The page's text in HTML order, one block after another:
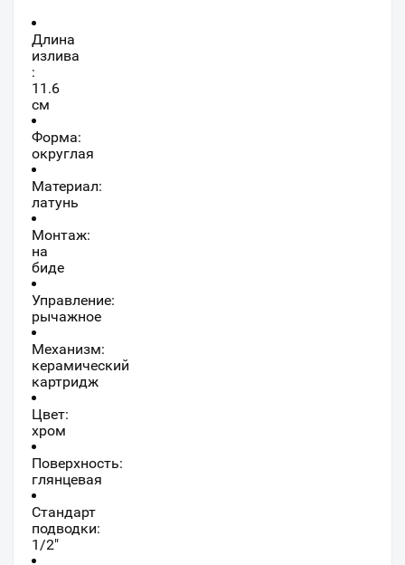
Длина
излива
:
11.6
см
Форма:
округлая
Материал:
латунь
Монтаж:
на
биде
Управление:
рычажное
Механизм:
керамический
картридж
Цвет:
хром
Поверхность:
глянцевая
Стандарт
подводки:
1/2"